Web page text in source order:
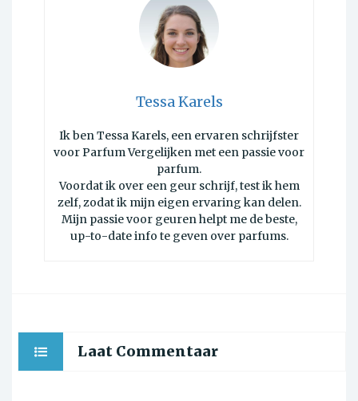
Tessa Karels
Ik ben Tessa Karels, een ervaren schrijfster
voor Parfum Vergelijken met een passie voor
parfum.
Voordat ik over een geur schrijf, test ik hem
zelf, zodat ik mijn eigen ervaring kan delen.
Mijn passie voor geuren helpt me de beste,
up-to-date info te geven over parfums.
Laat Commentaar